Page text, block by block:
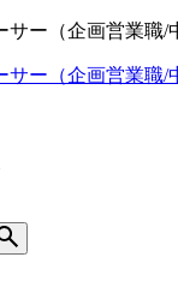
サー（企画営業職
サー（企画営業職/